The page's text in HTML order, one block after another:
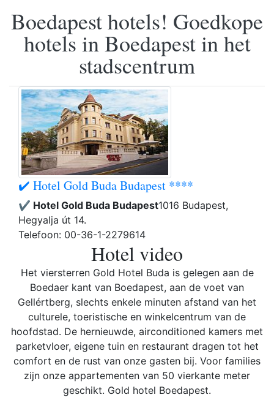
Boedapest hotels! Goedkope
hotels in Boedapest in het
stadscentrum
✔️ Hotel Gold Buda Budapest ****
✔️ Hotel Gold Buda Budapest1016 Budapest,
Hegyalja út 14.
Telefoon: 00-36-1-2279614
Hotel video
Het viersterren Gold Hotel Buda is gelegen aan de
Boedaer kant van Boedapest, aan de voet van
Gellértberg, slechts enkele minuten afstand van het
culturele, toeristische en winkelcentrum van de
hoofdstad. De hernieuwde, airconditioned kamers met
parketvloer, eigene tuin en restaurant dragen tot het
comfort en de rust van onze gasten bij. Voor families
zijn onze appartementen van 50 vierkante meter
geschikt. Gold hotel Boedapest.